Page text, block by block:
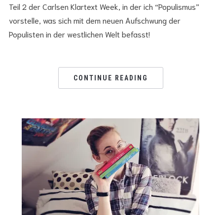
Teil 2 der Carlsen Klartext Week, in der ich “Populismus”
vorstelle, was sich mit dem neuen Aufschwung der
Populisten in der westlichen Welt befasst!
CONTINUE READING